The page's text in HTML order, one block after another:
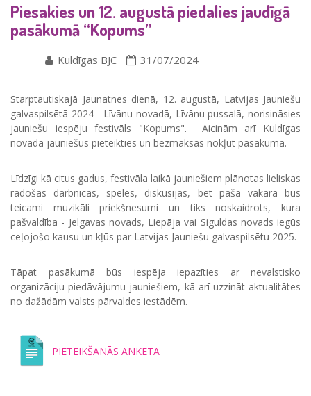
Piesakies un 12. augustā piedalies jaudīgā
pasākumā “Kopums”
Kuldīgas BJC 31/07/2024
Starptautiskajā Jaunatnes dienā, 12. augustā, Latvijas Jauniešu
galvaspilsētā 2024 - Līvānu novadā, Līvānu pussalā, norisināsies
jauniešu iespēju festivāls "Kopums". Aicinām arī Kuldīgas
novada jauniešus pieteikties un bezmaksas nokļūt pasākumā.
Līdzīgi kā citus gadus, festivāla laikā jauniešiem plānotas lieliskas
radošās darbnīcas, spēles, diskusijas, bet pašā vakarā būs
teicami muzikāli priekšnesumi un tiks noskaidrots, kura
pašvaldība - Jelgavas novads, Liepāja vai Siguldas novads iegūs
ceļojošo kausu un kļūs par Latvijas Jauniešu galvaspilsētu 2025.
Tāpat pasākumā būs iespēja iepazīties ar nevalstisko
organizāciju piedāvājumu jauniešiem, kā arī uzzināt aktualitātes
no dažādām valsts pārvaldes iestādēm.
PIETEIKŠANĀS ANKETA